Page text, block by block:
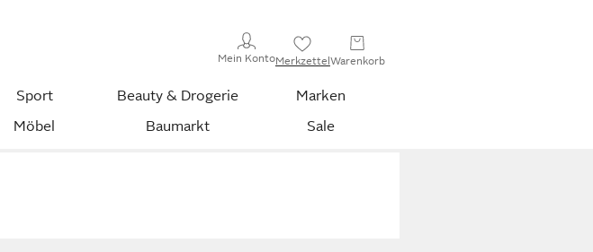
Mein KontoMerkzettelWarenkorb
Sport Beauty & Drogerie
Marken
Möbel Baumarkt Sale